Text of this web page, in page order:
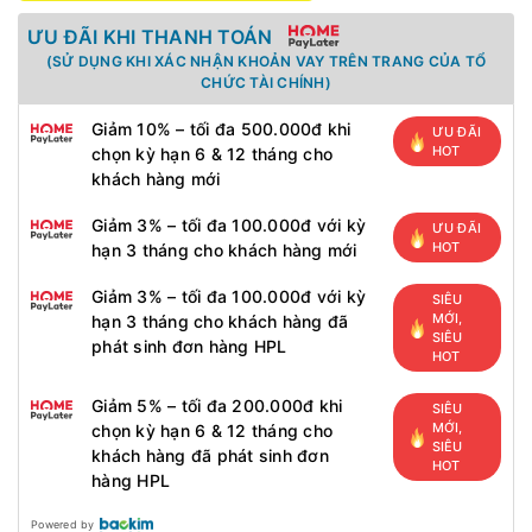
ƯU ĐÃI KHI THANH TOÁN
(SỬ DỤNG KHI XÁC NHẬN KHOẢN VAY TRÊN TRANG CỦA TỔ
CHỨC TÀI CHÍNH)
Giảm 10% – tối đa 500.000đ khi
chọn kỳ hạn 6 & 12 tháng cho
khách hàng mới
ƯU ĐÃI
HOT
Giảm 3% – tối đa 100.000đ với kỳ
hạn 3 tháng cho khách hàng mới
ƯU ĐÃI
HOT
Giảm 3% – tối đa 100.000đ với kỳ
hạn 3 tháng cho khách hàng đã
phát sinh đơn hàng HPL
SIÊU
MỚI,
SIÊU
HOT
Giảm 5% – tối đa 200.000đ khi
chọn kỳ hạn 6 & 12 tháng cho
khách hàng đã phát sinh đơn
hàng HPL
SIÊU
MỚI,
SIÊU
HOT
Powered by